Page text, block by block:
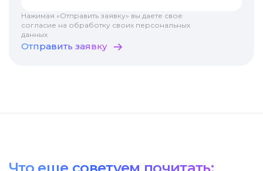
Нажимая «Отправить заявку» вы даете свое
согласие на обработку своих персональных
данных
Отправить заявку